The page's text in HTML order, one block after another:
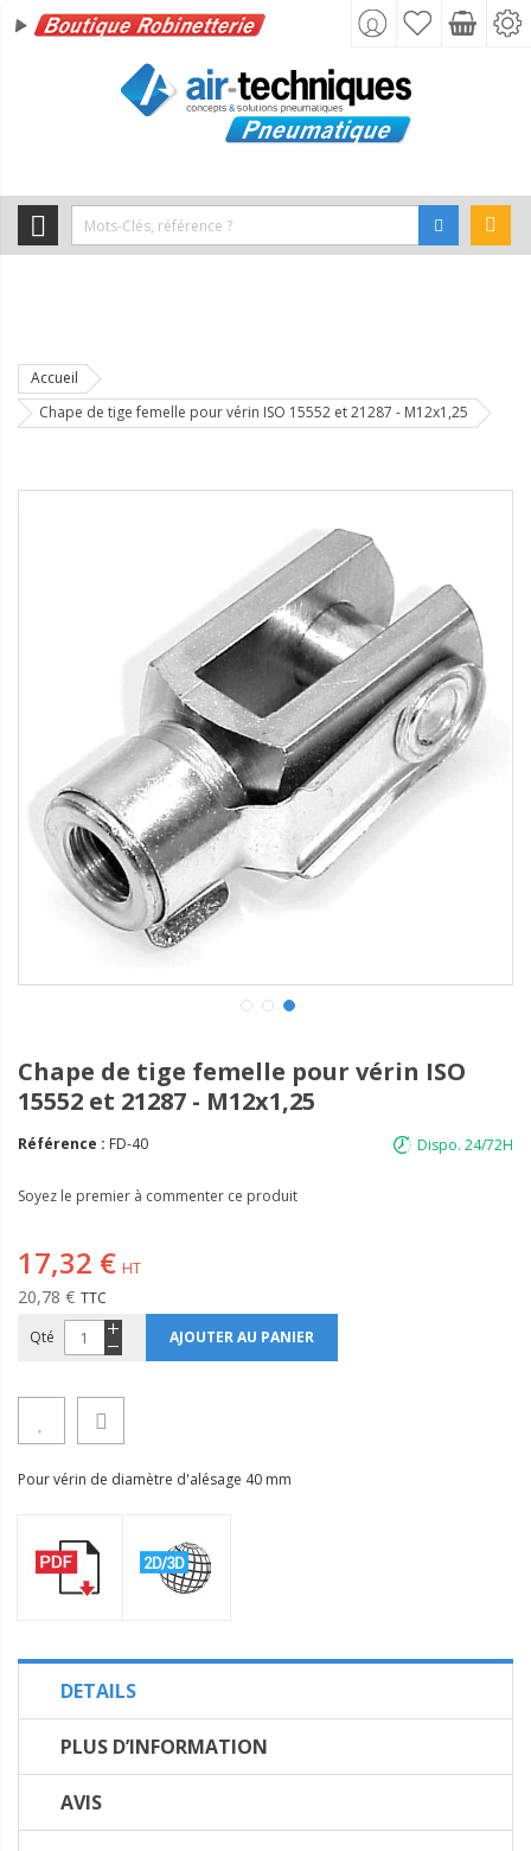
Accueil
Chape de tige femelle pour vérin ISO 15552 et 21287 - M12x1,25
Chape de tige femelle pour vérin ISO
15552 et 21287 - M12x1,25
Dispo. 24/72H
Référence : FD-40
Soyez le premier à commenter ce produit
20,78 €
17,32 €
Qté AJOUTER AU PANIER
Pour vérin de diamètre d'alésage 40 mm
DETAILS
PLUS D’INFORMATION
AVIS